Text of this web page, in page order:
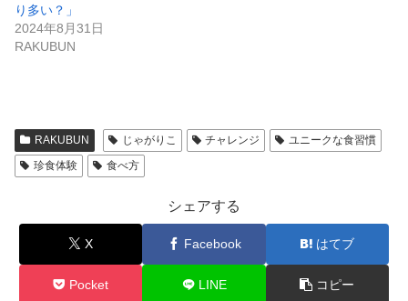
り多い？」
2024年8月31日
RAKUBUN
RAKUBUN じゃがりこ チャレンジ
ユニークな食習慣
珍食体験
食べ方
シェアする
X Facebook はてブ
Pocket LINE コピー